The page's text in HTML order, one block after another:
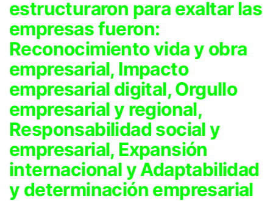
estructuraron para exaltar las
empresas fueron:
Reconocimiento vida y obra
empresarial, Impacto
empresarial digital, Orgullo
empresarial y regional,
Responsabilidad social y
empresarial, Expansión
internacional y Adaptabilidad
y determinación empresarial